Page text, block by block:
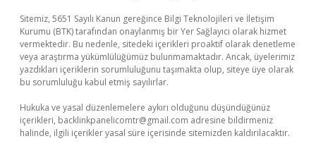
Sitemiz, 5651 Sayılı Kanun gereğince Bilgi Teknolojileri ve İletişim
Kurumu (BTK) tarafından onaylanmış bir Yer Sağlayıcı olarak hizmet
vermektedir. Bu nedenle, sitedeki içerikleri proaktif olarak denetleme
veya araştırma yükümlülüğümüz bulunmamaktadır. Ancak, üyelerimiz
yazdıkları içeriklerin sorumluluğunu taşımakta olup, siteye üye olarak
bu sorumluluğu kabul etmiş sayılırlar.
Hukuka ve yasal düzenlemelere aykırı olduğunu düşündüğünüz
içerikleri, backlinkpanelicomtr@gmail.com adresine bildirmeniz
halinde, ilgili içerikler yasal süre içerisinde sitemizden kaldırılacaktır.